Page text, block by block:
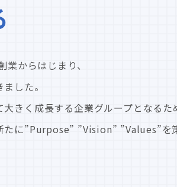
からはじまり、
した。
きく成長する企業グループとなるた
に”Purpose” ”Vision” ”Values”を